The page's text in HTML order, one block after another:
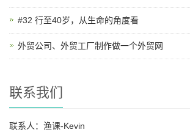
#32 行至40岁，从生命的角度看
外贸公司、外贸工厂制作做一个外贸网
联系我们
联系人：渔课-Kevin